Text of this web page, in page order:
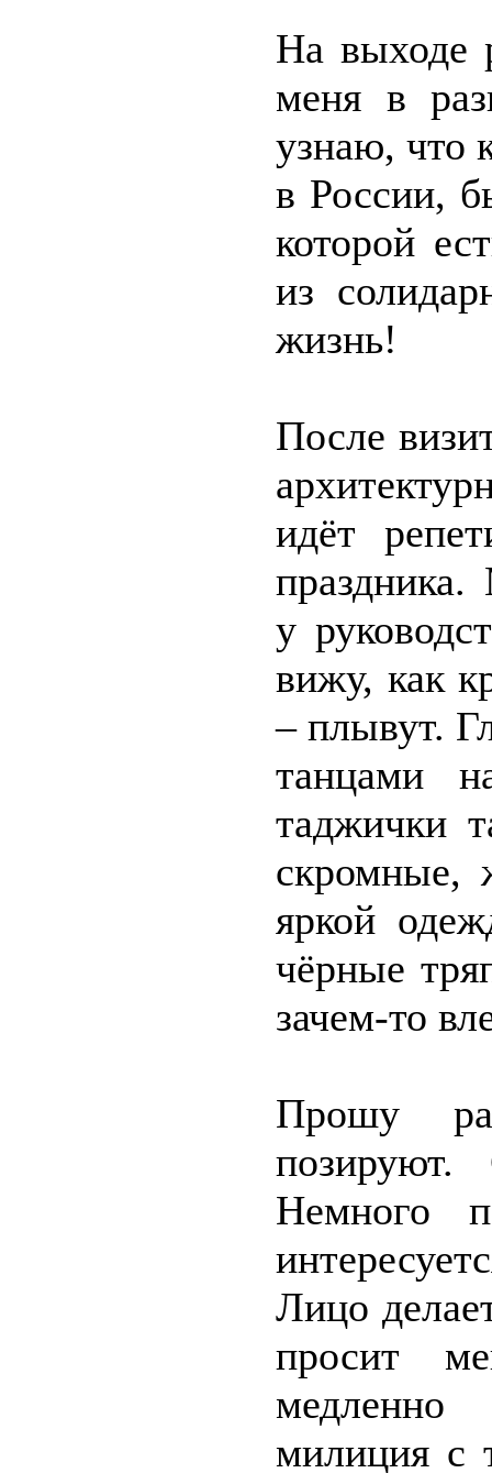
На выходе
меня в
узнаю, что
в России,
которой
из
жизнь!
После
идёт
праздника.
у
вижу, как
– плывут.
танцами
таджички
скромные,
яркой
чёрные
зачем-то
Прошу
Немного
Лицо
просит
милиция с